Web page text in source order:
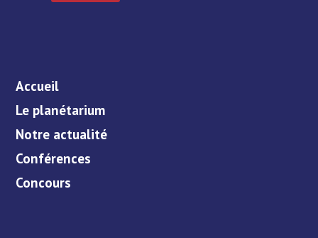
Accueil
Le planétarium
Notre actualité
Conférences
Concours